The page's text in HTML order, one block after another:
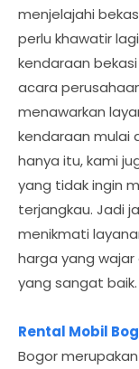
menjelajahi
perlu khawatir
kendaraan
acara
menawarkan
kendaraan mulai
hanya itu, kami
yang tidak ingin
terjangkau. Jadi
menikmati
harga yang
yang sangat baik.
Rental Mobil
Bogor